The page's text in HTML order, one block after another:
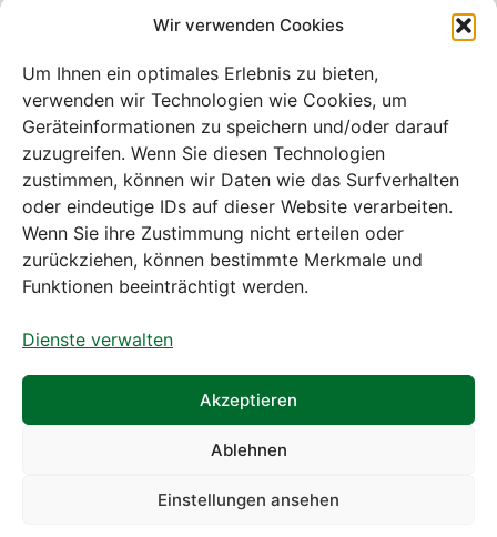
Wir verwenden Cookies
Um Ihnen ein optimales Erlebnis zu bieten,
verwenden wir Technologien wie Cookies, um
Geräteinformationen zu speichern und/oder darauf
zuzugreifen. Wenn Sie diesen Technologien
zustimmen, können wir Daten wie das Surfverhalten
oder eindeutige IDs auf dieser Website verarbeiten.
Wenn Sie ihre Zustimmung nicht erteilen oder
zurückziehen, können bestimmte Merkmale und
Funktionen beeinträchtigt werden.
Dienste verwalten
Akzeptieren
Ablehnen
Einstellungen ansehen
Freitag: 08:00
Bei diesem Webshop handelt es sich um
einen B2B-Webshop
A. Rauch GmbH – Ihr Experte aus Österreich für Waagen,
Eich- & Kalibrierservice, Sprühnebel-Zerstäubungstechnik
und Lebensmittelmaschinen.
Sämtliche Angebote der A. Rauch GmbH richten sich
gewerbliche Kunden, Institutionen, Kommunen usw. aus
Österreich, Deutschland und der Schweiz (weitere Länder
auf Anfrage).